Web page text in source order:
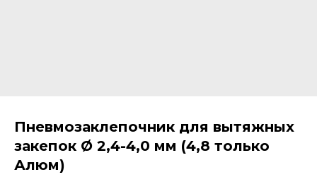
Пневмозаклепочник для вытяжных
закепок Ø 2,4-4,0 мм (4,8 только
Алюм)